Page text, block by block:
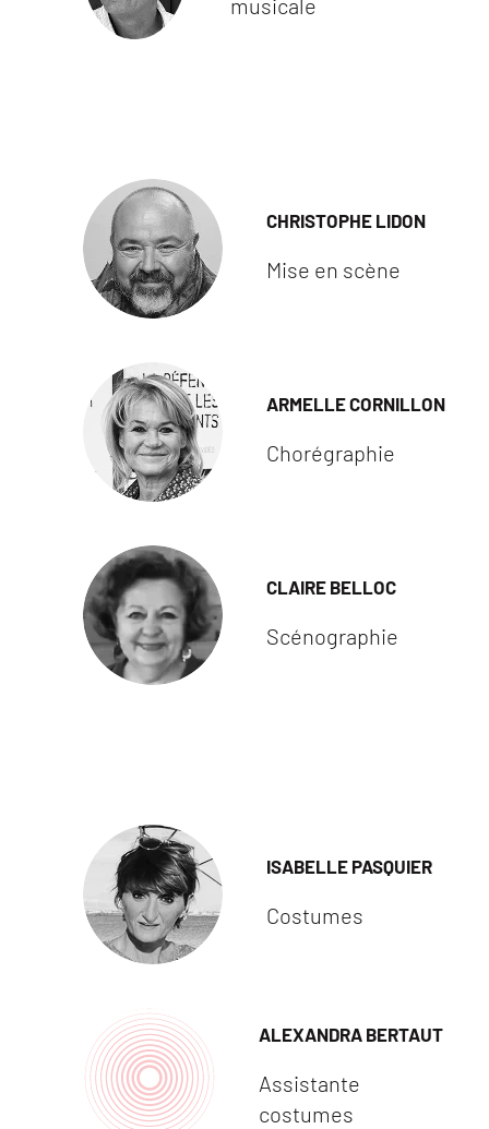
musicale
CHRISTOPHE LIDON
Mise en scène
ARMELLE CORNILLON
Chorégraphie
CLAIRE BELLOC
Scénographie
ISABELLE PASQUIER
Costumes
ALEXANDRA BERTAUT
Assistante
costumes